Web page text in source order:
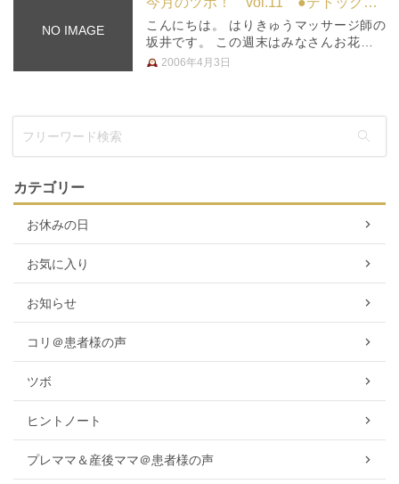
に向けてがんばらねば！という…
NO IMAGE
こんにちは。 はりきゅうマッサージ師の
坂井です。 この週末はみなさんお花見で
したか？ 私はタイミングが合わず、ゆっ
2006年4月3日
カテゴリー
お休みの日
お気に入り
お知らせ
コリ＠患者様の声
ツボ
ヒントノート
プレママ＆産後ママ＠患者様の声